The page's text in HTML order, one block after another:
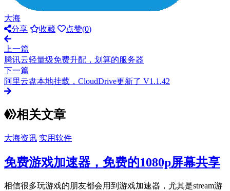
大海
分享
收藏 点赞(0)
上一篇
腾讯云轻量级免费升配，划算的服务器
下一篇
阿里云盘本地挂载，CloudDrive更新了 V1.1.42
相关文章
大海资讯 实用软件
免费游戏加速器，免费的1080p屏幕共享
相信很多玩游戏的朋友都会用到游戏加速器，尤其是stream游